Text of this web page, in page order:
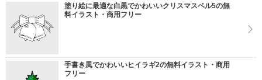
塗り絵に最適な白黒でかわいいクリスマスベル5の無
料イラスト・商用フリー
手書き風でかわいいヒイラギ2の無料イラスト・商用
フリー